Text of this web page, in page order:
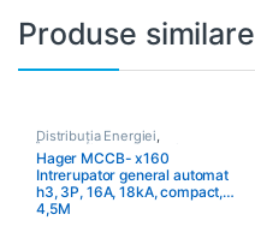
Produse similare
Distribuția Energiei,
Întrerupătoare Generale
Hager MCCB- x160
Intrerupator general automat
h3, 3P, 16A, 18kA, compact,
4,5M